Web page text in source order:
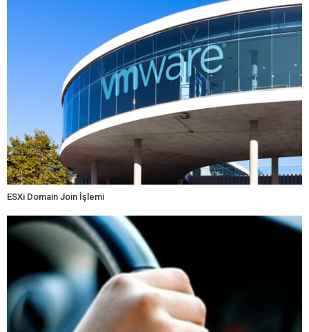
ESXi Domain Join İşlemi